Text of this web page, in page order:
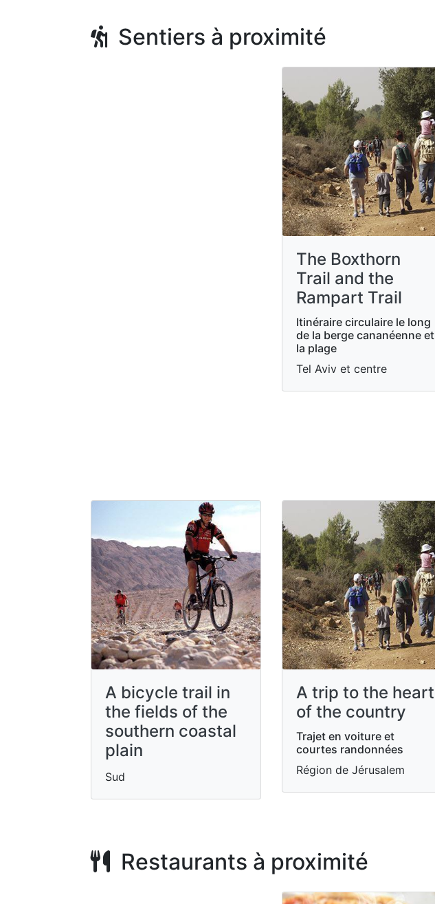
Sentiers à proximité
The Boxthorn
Trail and the
Rampart Trail
Itinéraire circulaire le long
de la berge cananéenne et
la plage
Tel Aviv et centre
A bicycle trail in
the fields of the
southern coastal
plain
Sud
A trip to the heart
of the country
Trajet en voiture et
courtes randonnées
Région de Jérusalem
Restaurants à proximité